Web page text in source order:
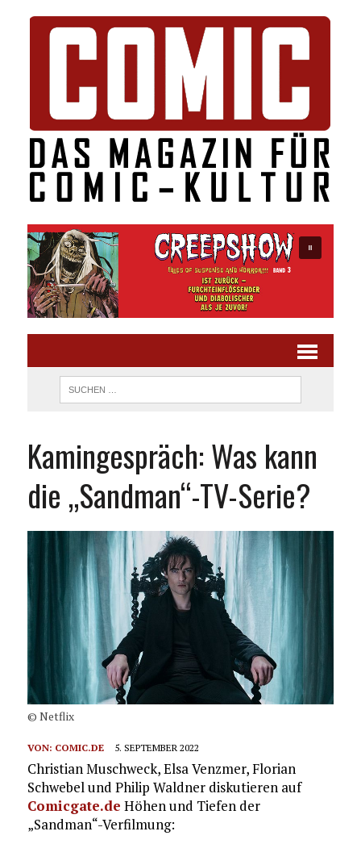
Kamingespräch: Was kann
die „Sandman“-TV-Serie?
© Netflix
VON: COMIC.DE 5. SEPTEMBER 2022
Christian Muschweck, Elsa Venzmer, Florian
Schwebel und Philip Waldner diskutieren auf
Comicgate.de Höhen und Tiefen der
„Sandman“-Verfilmung: